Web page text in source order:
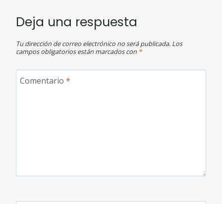
Deja una respuesta
Tu dirección de correo electrónico no será publicada. Los
campos obligatorios están marcados con *
Comentario *